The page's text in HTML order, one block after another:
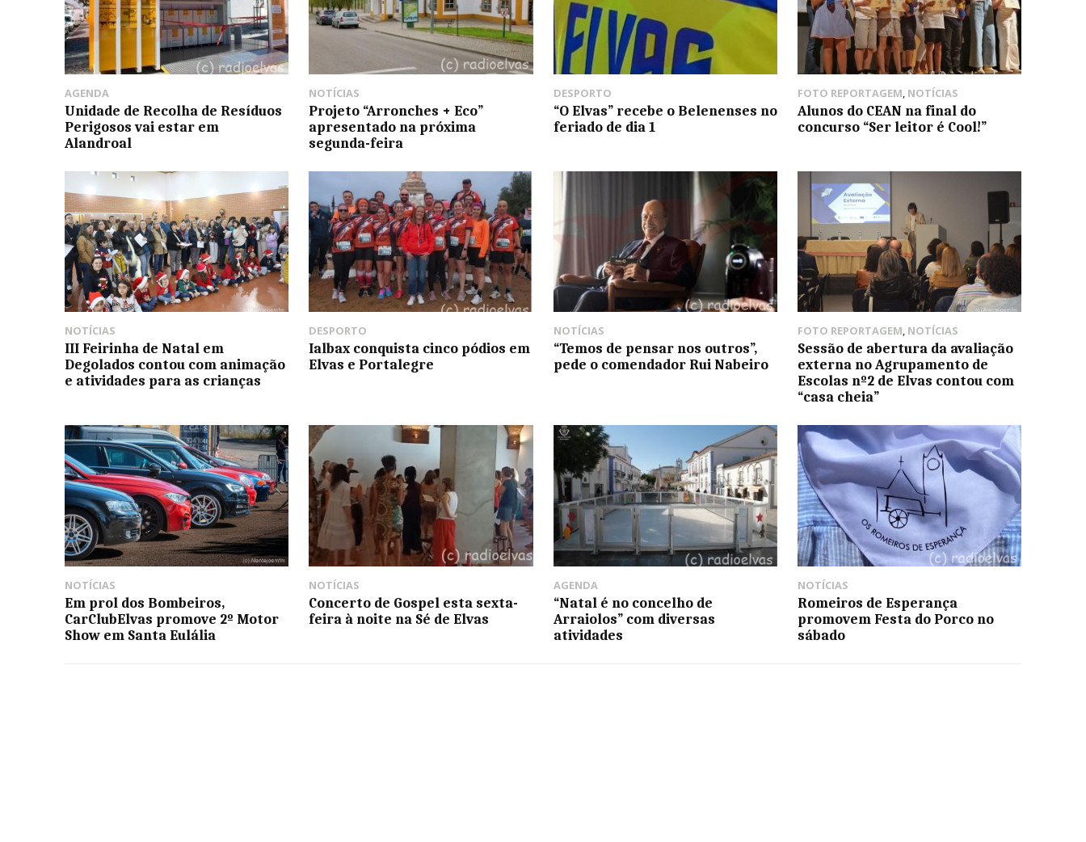
AGENDA
Unidade de Recolha de Resíduos
Perigosos vai estar em
Alandroal
NOTÍCIAS
Projeto “Arronches + Eco”
apresentado na próxima
segunda-feira
DESPORTO
“O Elvas” recebe o Belenenses no
feriado de dia 1
FOTO REPORTAGEM, NOTÍCIAS
Alunos do CEAN na final do
concurso “Ser leitor é Cool!”
NOTÍCIAS
III Feirinha de Natal em
Degolados contou com animação
e atividades para as crianças
DESPORTO
Ialbax conquista cinco pódios em
Elvas e Portalegre
NOTÍCIAS
“Temos de pensar nos outros”,
pede o comendador Rui Nabeiro
FOTO REPORTAGEM, NOTÍCIAS
Sessão de abertura da avaliação
externa no Agrupamento de
Escolas nº2 de Elvas contou com
“casa cheia”
NOTÍCIAS
Em prol dos Bombeiros,
CarClubElvas promove 2º Motor
Show em Santa Eulália
NOTÍCIAS
Concerto de Gospel esta sexta-
feira à noite na Sé de Elvas
AGENDA
“Natal é no concelho de
Arraiolos” com diversas
atividades
NOTÍCIAS
Romeiros de Esperança
promovem Festa do Porco no
sábado